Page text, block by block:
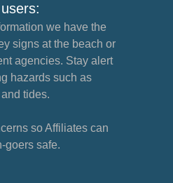
we have the
signs at the beach or
agencies. Stay alert
hazards such as
tides.
so Affiliates can
goers safe.